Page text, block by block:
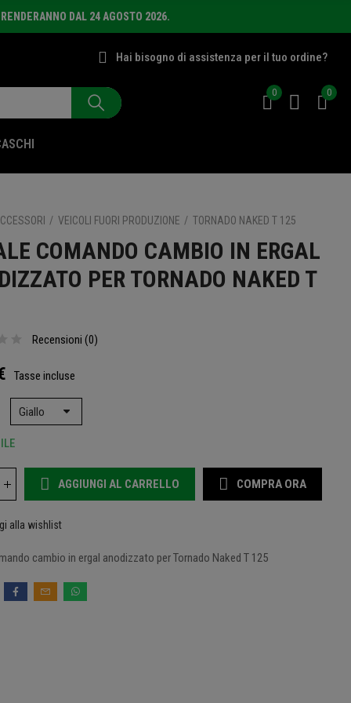
DAL 24 AGOSTO 2026.
Hai bisogno di assistenza per il tuo ordine?
0 0
VEICOLI FUORI PRODUZIONE TORNADO NAKED T 125
COMANDO CAMBIO IN ERGAL
PER TORNADO NAKED T
Recensioni (0)
Tasse incluse
AGGIUNGI AL CARRELLO COMPRA ORA
alla wishlist
cambio in ergal anodizzato per Tornado Naked T 125